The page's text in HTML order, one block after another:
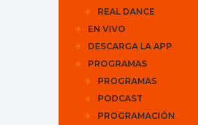
REAL DANCE
EN VIVO
DESCARGA LA APP
PROGRAMAS
PROGRAMAS
PODCAST
PROGRAMACIÓN